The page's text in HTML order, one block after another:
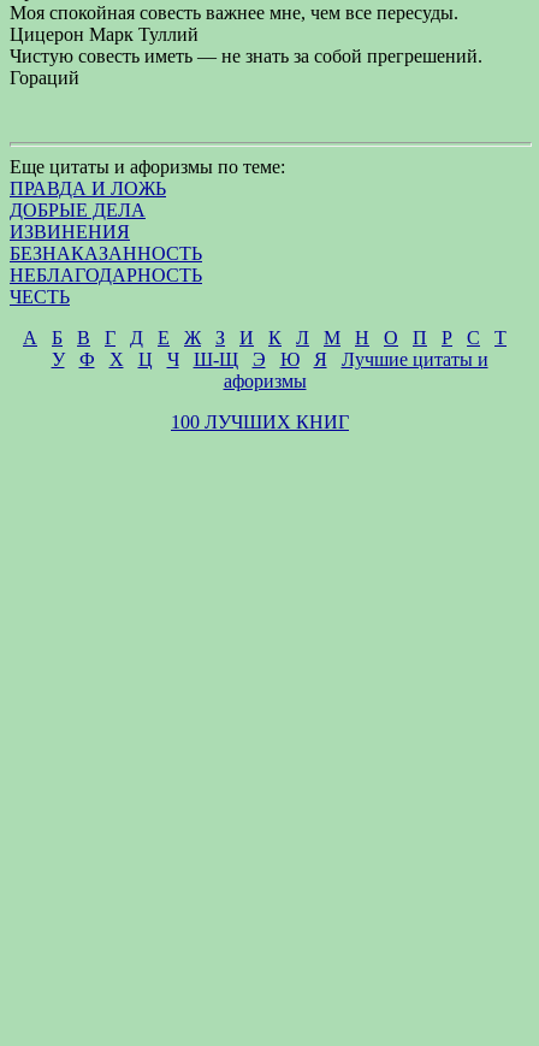
Моя спокойная совесть важнее мне, чем все пересуды.
Цицерон Марк Туллий
Чистую совесть иметь — не знать за собой прегрешений.
Гораций
Еще цитаты и афоризмы по теме:
ПРАВДА И ЛОЖЬ
ДОБРЫЕ ДЕЛА
ИЗВИНЕНИЯ
БЕЗНАКАЗАННОСТЬ
НЕБЛАГОДАРНОСТЬ
ЧЕСТЬ
А
Б В Г Д Е Ж З И К Л М Н О П Р С
Т
У
Ф Х Ц Ч Ш-Щ Э Ю Я
Лучшие цитаты и
афоризмы
100 ЛУЧШИХ КНИГ